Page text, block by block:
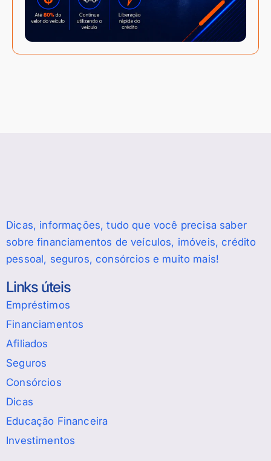
Dicas, informações, tudo que você precisa saber
sobre financiamentos de veículos, imóveis, crédito
pessoal, seguros, consórcios e muito mais!
Links úteis
Empréstimos
Financiamentos
Afiliados
Seguros
Consórcios
Dicas
Educação Financeira
Investimentos